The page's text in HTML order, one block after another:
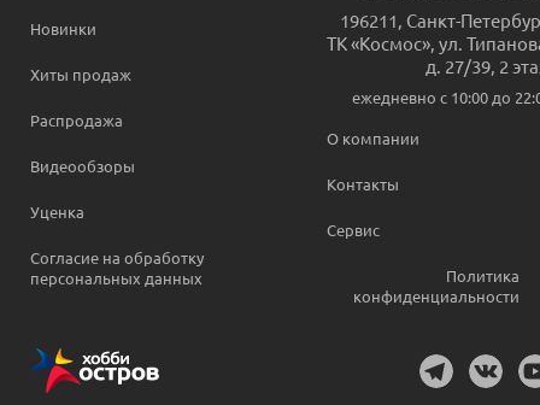
Новинки
Хиты продаж
Распродажа
Видеообзоры
Уценка
Согласие на обработку
персональных данных
196211 Санкт-
ТК «Космос», ул.
д. 27/39, 2
ежедневно c 10:00 до
О компании
Контакты
Сервис
Политика
конфиденциальности